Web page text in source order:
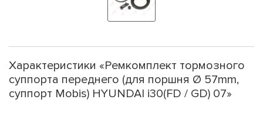
Характеристики «Ремкомплект тормозного
суппорта переднего (для поршня Ø 57mm,
суппорт Mobis) HYUNDAI i30(FD / GD) 07»